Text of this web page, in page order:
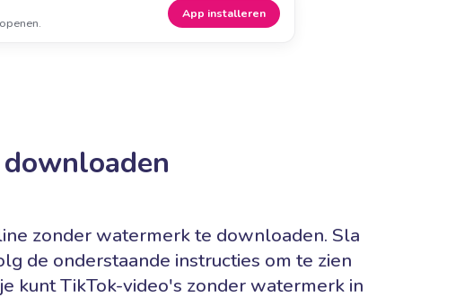
App installeren
zonder watermerk te downloaden. Sla
de onderstaande instructies om te zien
kunt TikTok-video's zonder watermerk in